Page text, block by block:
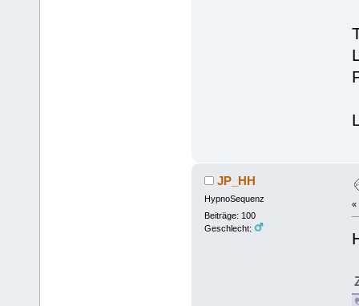
JP_HH
HypnoSequenz
Beiträge: 100
Geschlecht:
«